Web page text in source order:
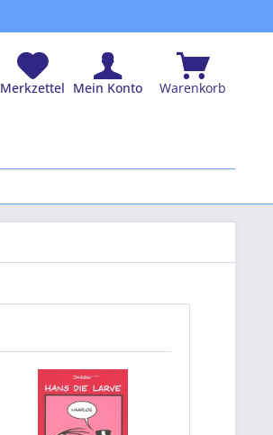
Merkzettel Mein Konto Warenkorb